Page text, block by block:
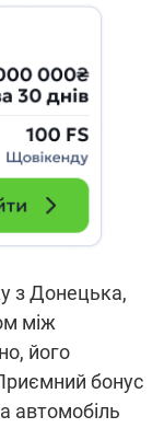
з Донецька,
між
його
бонус
автомобіль